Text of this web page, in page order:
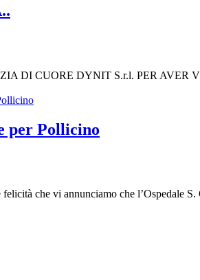
DI CUORE DYNIT S.r.l. PER AVER
per Pollicino
che vi annunciamo che l’Ospedale S.